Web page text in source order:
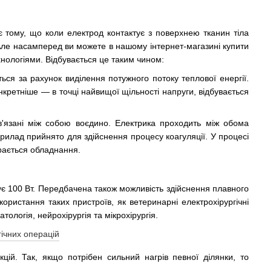
тому, що коли електрод контактує з поверхнею тканин тіла
насамперед ви можете в нашому інтернет-магазині купити
Відбувається це таким чином:
за рахунок виділення потужного потоку теплової енергії.
— в точці найвищої щільності напруги, відбувається
між собою воєдино. Електрика проходить між обома
прийнято для здійснення процесу коагуляції. У процесі
обладнання.
100 Вт. Передбачена також можливість здійснення плавного
таких пристроїв, як ветеринарні електрохірургічні
нейрохірургія та мікрохірургія.
Так, якщо потрібен сильний нагрів певної ділянки, то